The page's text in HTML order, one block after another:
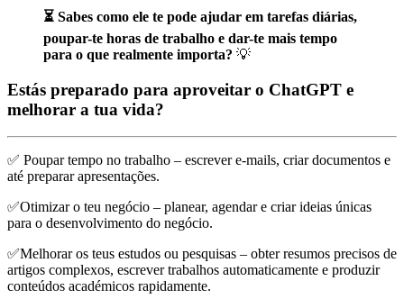
⏳ Sabes como ele te pode ajudar em tarefas diárias,
poupar-te horas de trabalho e dar-te mais tempo
para o que realmente importa? 💡
Estás preparado para aproveitar o ChatGPT e
melhorar a tua vida?
✅ Poupar tempo no trabalho – escrever e-mails, criar documentos e
até preparar apresentações.
✅Otimizar o teu negócio – planear, agendar e criar ideias únicas
para o desenvolvimento do negócio.
✅Melhorar os teus estudos ou pesquisas – obter resumos precisos de
artigos complexos, escrever trabalhos automaticamente e produzir
conteúdos académicos rapidamente.